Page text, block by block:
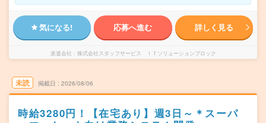
気になる! 応募へ進む 詳しく見る
派遣会社 株式会社スタッフサービス ＩＴソリューションブロック
未読 掲載日 2026/08/06
時給3280円！【在宅あり】週3日～＊スーパ